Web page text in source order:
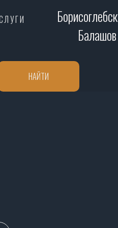
Борисоглебск
Балашов
НАЙТИ